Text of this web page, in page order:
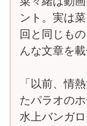
ント。実は
回と同じも
んな文章を載
「以前、情
たパラオの
水上バンガ